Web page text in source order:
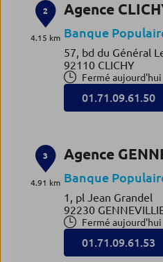
2
4.15 km
Agence
Banque
57, bd du Général
92110 CLICHY
Fermé aujourd'hui
01.71.09.61.50
3
4.91 km
Agence
Banque
1, pl Jean Grandel
92230
Fermé aujourd'hui
01.71.09.61.53